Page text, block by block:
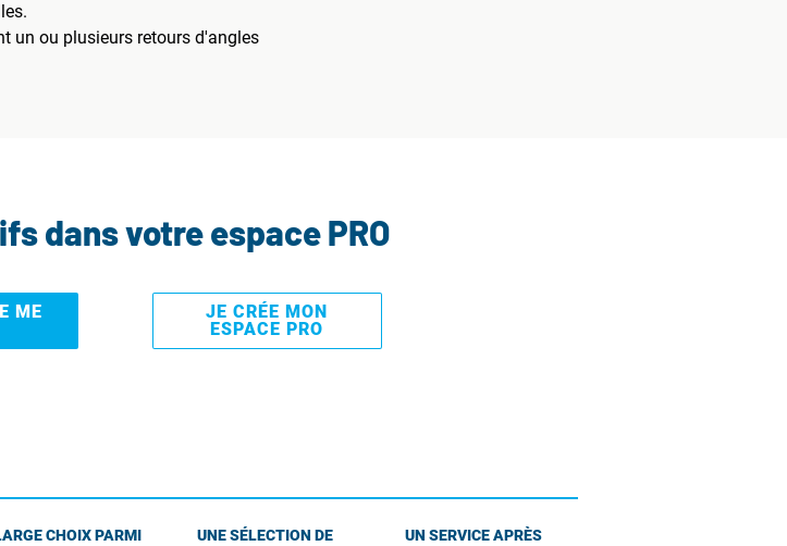
un ou plusieurs retours d'angles
dans votre espace PRO
ME
JE CRÉE MON
ESPACE PRO
CHOIX PARMI
UNE SÉLECTION DE
UN SERVICE APRÈS